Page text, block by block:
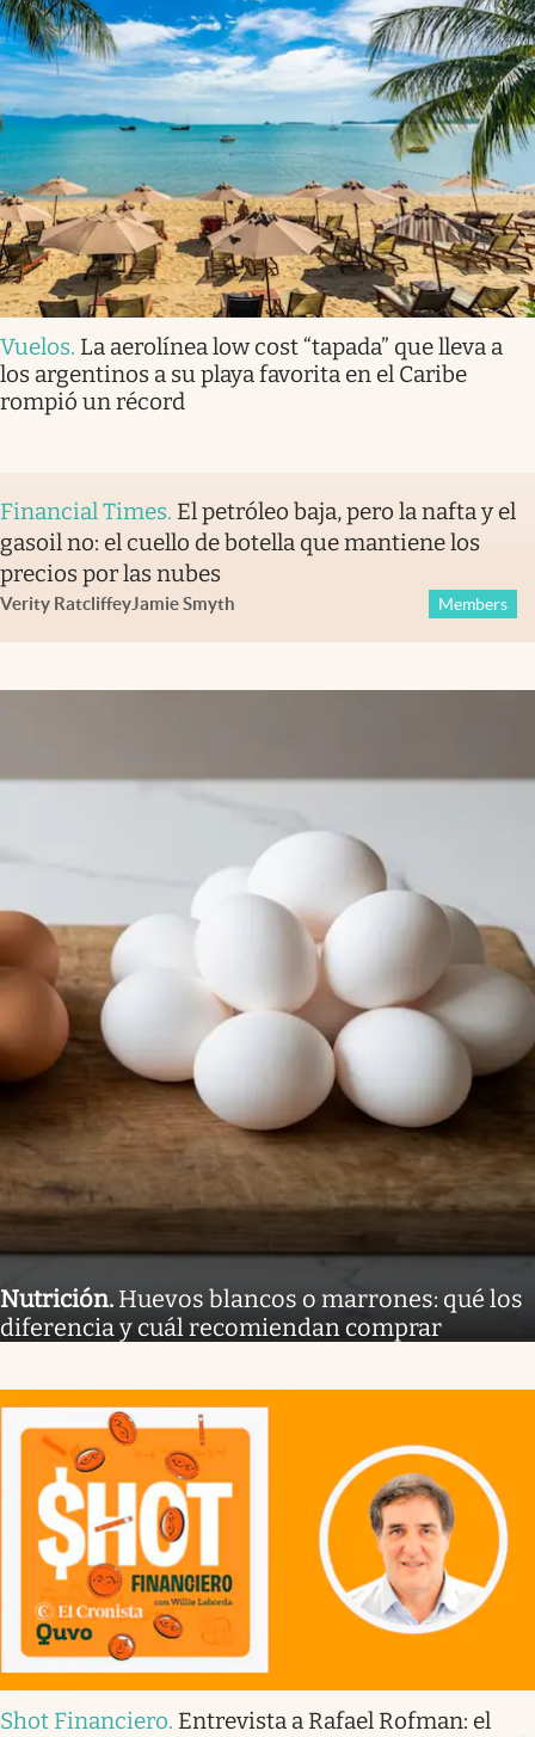
Vuelos. La aerolínea low cost “tapada” que lleva a
los argentinos a su playa favorita en el Caribe
rompió un récord
Financial Times. El petróleo baja, pero la nafta y el
gasoil no: el cuello de botella que mantiene los
precios por las nubes
Verity RatcliffeyJamie Smyth Members
Nutrición. Huevos blancos o marrones: qué los
diferencia y cuál recomiendan comprar
Shot Financiero. Entrevista a Rafael Rofman: el